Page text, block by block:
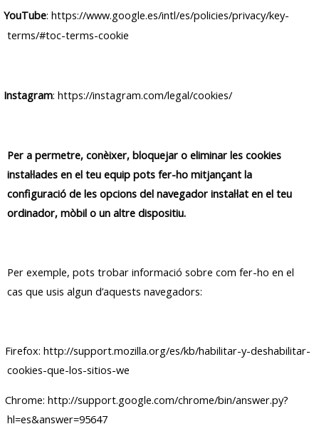
YouTube: https://www.google.es/intl/es/policies/privacy/key-
terms/#toc-terms-cookie
Instagram: https://instagram.com/legal/cookies/
Per a permetre, conèixer, bloquejar o eliminar les cookies
instal·lades en el teu equip pots fer-ho mitjançant la
configuració de les opcions del navegador instal·lat en el teu
ordinador, mòbil o un altre dispositiu.
Per exemple, pots trobar informació sobre com fer-ho en el
cas que usis algun d’aquests navegadors:
Firefox: http://support.mozilla.org/es/kb/habilitar-y-deshabilitar-
cookies-que-los-sitios-we
Chrome: http://support.google.com/chrome/bin/answer.py?
hl=es&answer=95647